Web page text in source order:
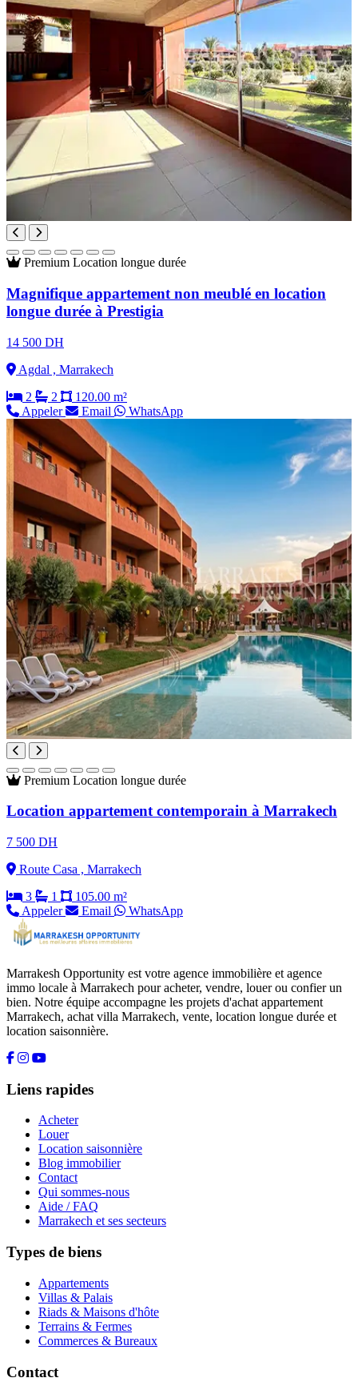
Premium Location longue durée
Magnifique appartement non meublé en location
longue durée à Prestigia
14 500 DH
Agdal , Marrakech
2
2
120.00 m²
Appeler
Email WhatsApp
Premium Location longue durée
Location appartement contemporain à Marrakech
7 500 DH
Route Casa , Marrakech
3
1
105.00 m²
Appeler
Email WhatsApp
Marrakesh Opportunity est votre agence immobilière et agence
immo locale à Marrakech pour acheter, vendre, louer ou confier un
bien. Notre équipe accompagne les projets d'achat appartement
Marrakech, achat villa Marrakech, vente, location longue durée et
location saisonnière.
Liens rapides
Acheter
Louer
Location saisonnière
Blog immobilier
Contact
Qui sommes-nous
Aide / FAQ
Marrakech et ses secteurs
Types de biens
Appartements
Villas & Palais
Riads & Maisons d'hôte
Terrains & Fermes
Commerces & Bureaux
Contact